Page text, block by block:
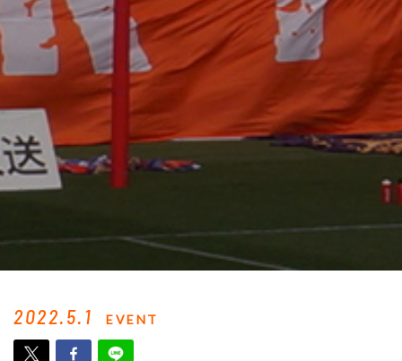
2022.5.1 EVENT